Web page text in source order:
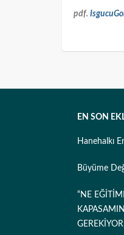
pdf.
EN SON
Hanehalkı
Büyüme
“NE
GEREKİYOR